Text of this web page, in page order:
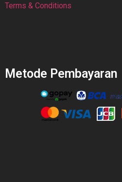
Terms & Conditions
Metode Pembayaran